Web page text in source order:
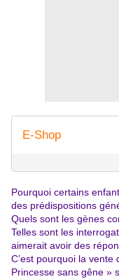
E-Shop
Pourquoi certains
des prédispositions
Quels sont les gènes
Telles sont les
aimerait avoir des
C’est pourquoi la
Princesse sans gêne »